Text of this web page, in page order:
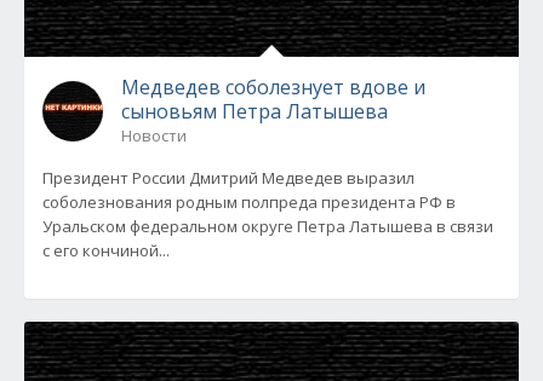
Медведев соболезнует вдове и
сыновьям Петра Латышева
Новости
Президент России Дмитрий Медведев выразил
соболезнования родным полпреда президента РФ в
Уральском федеральном округе Петра Латышева в связи
с его кончиной...